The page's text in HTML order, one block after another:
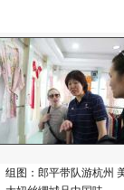
组图：郎平带队游杭州